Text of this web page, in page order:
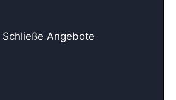
Schließe Angebote